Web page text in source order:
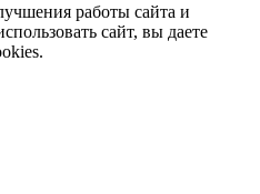
работы сайта и
сайт, вы даете